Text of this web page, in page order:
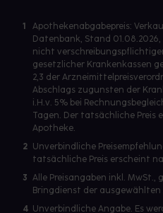
1
Apothekenabgabepreis:
Datenbank, Stand
nicht
gesetzlicher Krankenkassen
2,3 der
Abschlags zugunsten der
i.H.v. 5% bei
Tagen. Der tatsächliche Preis
Apotheke.
2 Unverbindliche
tatsächliche Preis erscheint
3 Alle Preisangaben inkl. MwSt.,
Bringdienst der ausgewählten
4 Unverbindliche Angabe. Es